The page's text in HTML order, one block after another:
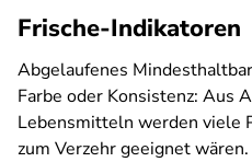
Frische-Indikatoren
Abgelaufenes
Farbe oder Konsistenz: Aus
Lebensmitteln werden viele
zum Verzehr geeignet